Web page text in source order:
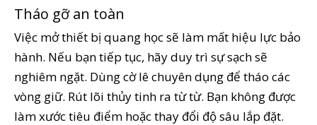
Tháo gỡ an toàn
Việc mở thiết bị quang học sẽ làm mất hiệu lực bảo
hành. Nếu bạn tiếp tục, hãy duy trì sự sạch sẽ
nghiêm ngặt. Dùng cờ lê chuyên dụng để tháo các
vòng giữ. Rút lõi thủy tinh ra từ từ. Bạn không được
làm xước tiêu điểm hoặc thay đổi độ sâu lắp đặt.